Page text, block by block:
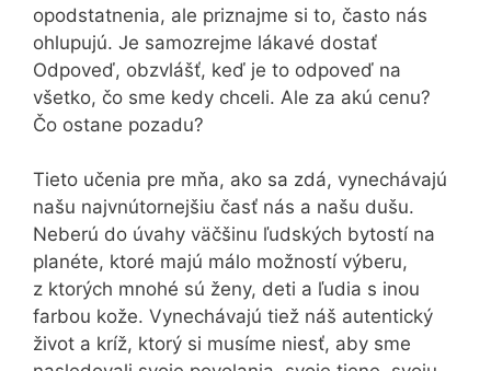
opodstatnenia, ale priznajme si to, často nás
ohlupujú. Je samozrejme lákavé dostať
Odpoveď, obzvlášť, keď je to odpoveď na
všetko, čo sme kedy chceli. Ale za akú cenu?
Čo ostane pozadu?
Tieto učenia pre mňa, ako sa zdá, vynechávajú
našu najvnútornejšiu časť nás a našu dušu.
Neberú do úvahy väčšinu ľudských bytostí na
planéte, ktoré majú málo možností výberu,
z ktorých mnohé sú ženy, deti a ľudia s inou
farbou kože. Vynechávajú tiež náš autentický
život a kríž, ktorý si musíme niesť, aby sme